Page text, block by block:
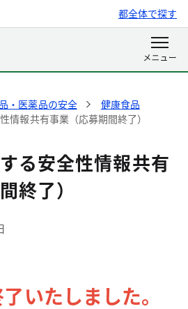
都全体で探す
・医薬品の安全
健康食品
情報共有事業（応募期間終了）
る安全性情報共有
終了）
いたしました。